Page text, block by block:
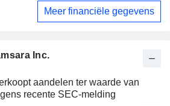
Inc.
aandelen ter waarde van
recente SEC-melding
Meer financiële gegevens